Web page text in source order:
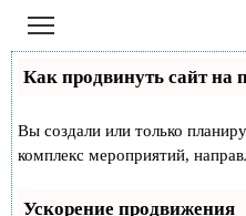
Перейти
контенту
Как продвинуть сайт на
Вы создали или только
комплекс мероприятий,
Ускорение продвижения